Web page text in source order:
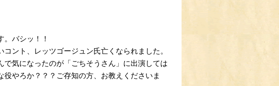
。バシッ！！
ント、レッツゴージュン氏亡くなられました。
気になったのが「ごちそうさん」に出演しては
やろか？？？ご存知の方、お教えくださいま